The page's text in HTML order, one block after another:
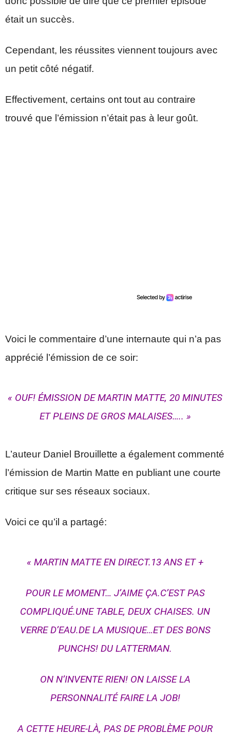
était un succès.
Cependant, les réussites viennent toujours avec
un petit côté négatif.
Effectivement, certains ont tout au contraire
trouvé que l’émission n’était pas à leur goût.
Voici le commentaire d’une internaute qui n’a pas
apprécié l’émission de ce soir:
« OUF! ÉMISSION DE MARTIN MATTE, 20 MINUTES
ET PLEINS DE GROS MALAISES….. »
L’auteur Daniel Brouillette a également commenté
l’émission de Martin Matte en publiant une courte
critique sur ses réseaux sociaux.
Voici ce qu’il a partagé:
« MARTIN MATTE EN DIRECT.13 ANS ET +
POUR LE MOMENT… J’AIME ÇA.C’EST PAS
COMPLIQUÉ.UNE TABLE, DEUX CHAISES. UN
VERRE D’EAU.DE LA MUSIQUE…ET DES BONS
PUNCHS! DU LATTERMAN.
ON N’INVENTE RIEN! ON LAISSE LA
PERSONNALITÉ FAIRE LA JOB!
A CETTE HEURE-LÀ, PAS DE PROBLÈME POUR